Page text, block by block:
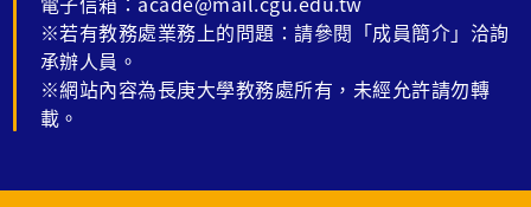
※若有教務處業務上的問題：請參閱「成員簡介」洽詢
承辦人員。
※網站內容為長庚大學教務處所有，未經允許請勿轉
載。